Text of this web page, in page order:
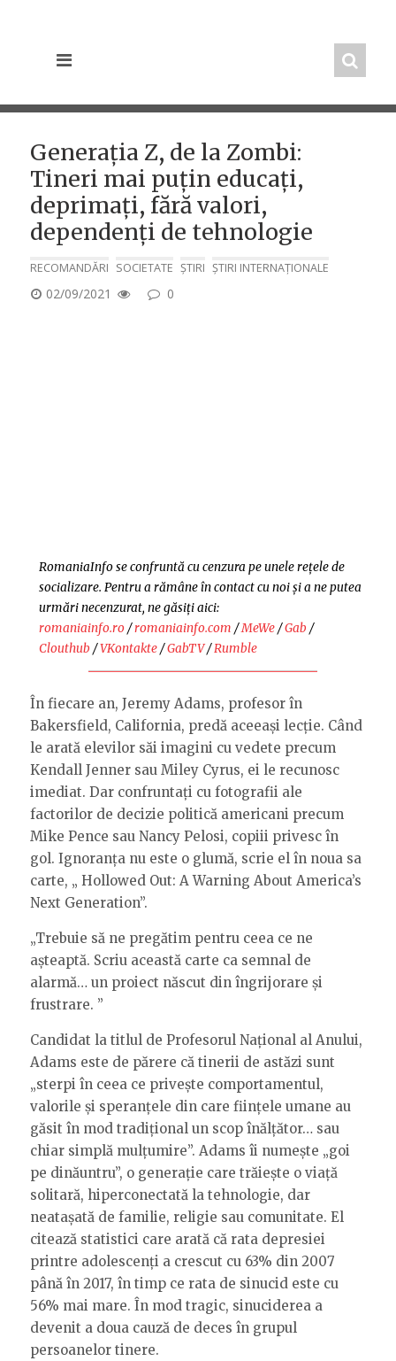
Generația Z, de la Zombi:
Tineri mai puțin educați,
deprimați, fără valori,
dependenți de tehnologie
RECOMANDĂRI SOCIETATE ȘTIRI ȘTIRI INTERNAȚIONALE
POSTED
02/09/2021 0
RomaniaInfo se confruntă cu cenzura pe unele rețele de
socializare. Pentru a rămâne în contact cu noi și a ne putea
urmări necenzurat, ne găsiți aici:
romaniainfo.ro/romaniainfo.com /MeWe/Gab /
Clouthub /VKontakte/GabTV/Rumble
În fiecare an, Jeremy Adams, profesor în
Bakersfield, California, predă aceeași lecție. Când
le arată elevilor săi imagini cu vedete precum
Kendall Jenner sau Miley Cyrus, ei le recunosc
imediat. Dar confruntați cu fotografii ale
factorilor de decizie politică americani precum
Mike Pence sau Nancy Pelosi, copiii privesc în
gol. Ignoranța nu este o glumă, scrie el în noua sa
carte, „ Hollowed Out: A Warning About America’s
Next Generation”.
„Trebuie să ne pregătim pentru ceea ce ne
așteaptă. Scriu această carte ca semnal de
alarmă… un proiect născut din îngrijorare și
frustrare. ”
Candidat la titlul de Profesorul Național al Anului,
Adams este de părere că tinerii de astăzi sunt
„sterpi în ceea ce privește comportamentul,
valorile și speranțele din care ființele umane au
găsit în mod tradițional un scop înălțător… sau
chiar simplă mulțumire”. Adams îi numește „goi
pe dinăuntru”, o generație care trăiește o viață
solitară, hiperconectată la tehnologie, dar
neatașată de familie, religie sau comunitate. El
citează statistici care arată că rata depresiei
printre adolescenți a crescut cu 63% din 2007
până în 2017, în timp ce rata de sinucid este cu
56% mai mare. În mod tragic, sinuciderea a
devenit a doua cauză de deces în grupul
persoanelor tinere.